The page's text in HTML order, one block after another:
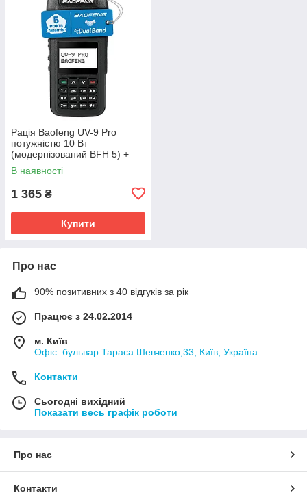
Рація Baofeng UV-9 Pro
потужністю 10 Вт
(модернізований BFH 5) +
ремінець на руку
В наявності
1 365 ₴
Купити
Про нас
90% позитивних з 40 відгуків за рік
Працює з 24.02.2014
м. Київ
Офіс: бульвар Тараса Шевченко,33, Київ, Україна
Контакти
Сьогодні вихідний
Показати весь графік роботи
Про нас
Контакти